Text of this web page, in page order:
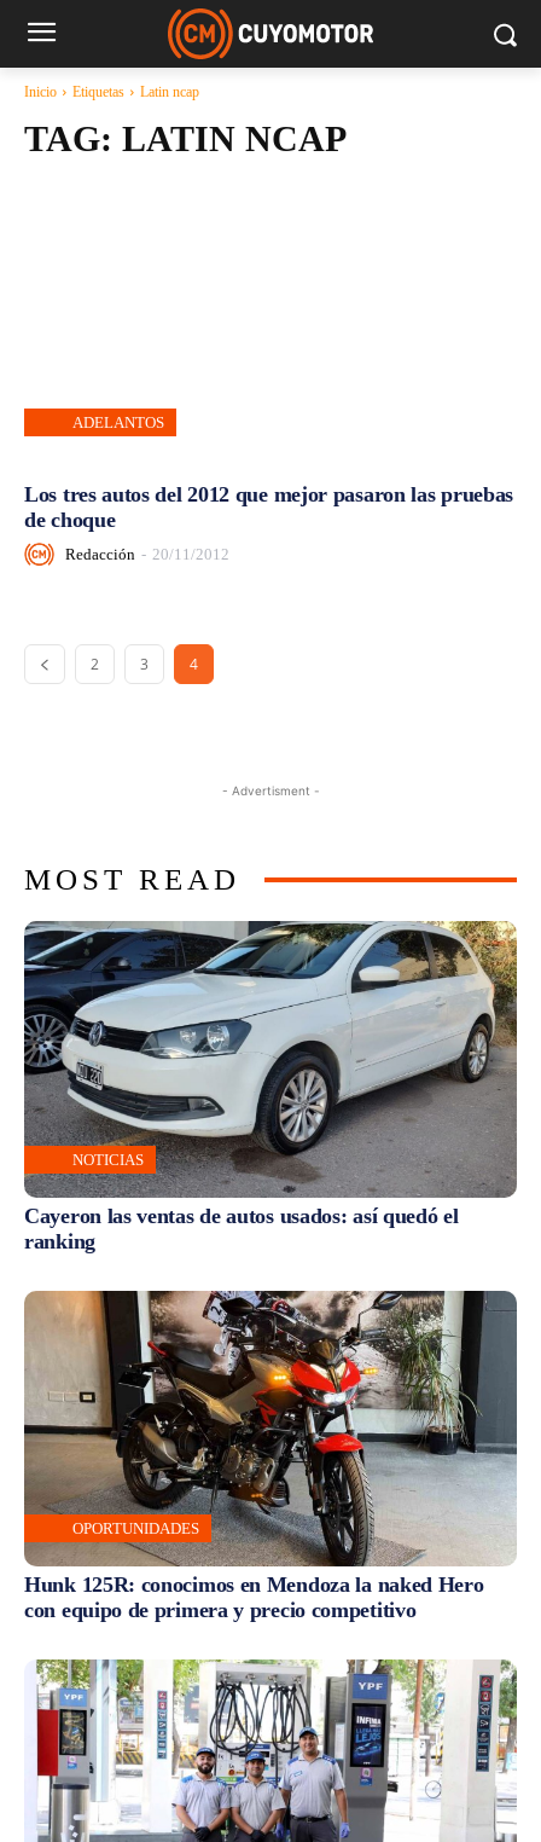
Inicio Etiquetas Latin ncap
TAG: LATIN NCAP
ADELANTOS
Los tres autos del 2012 que mejor pasaron las pruebas
de choque
Redacción - 20/11/2012
2 3 4
- Advertisment -
MOST READ
NOTICIAS
Cayeron las ventas de autos usados: así quedó el
ranking
OPORTUNIDADES
Hunk 125R: conocimos en Mendoza la naked Hero
con equipo de primera y precio competitivo